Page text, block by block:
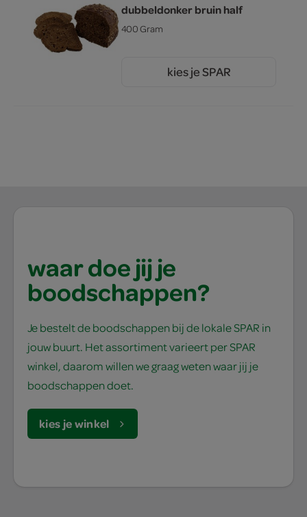
dubbeldonker bruin half
400 Gram
kies je SPAR
waar doe jij je
boodschappen?
Je bestelt de boodschappen bij de lokale SPAR in
jouw buurt. Het assortiment varieert per SPAR
winkel, daarom willen we graag weten waar jij je
boodschappen doet.
kies je winkel